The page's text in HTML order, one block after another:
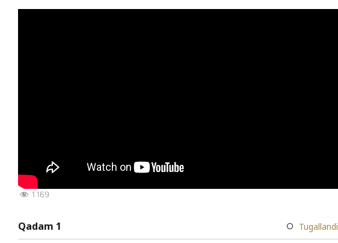
1 169
Qadam 1 Tugallandi